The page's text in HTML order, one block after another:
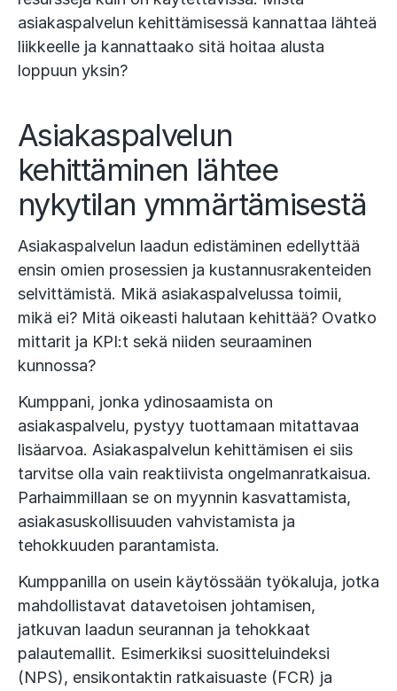
asiakaspalvelun kehittämisessä kannattaa lähteä
liikkeelle ja kannattaako sitä hoitaa alusta
loppuun yksin?
Asiakaspalvelun
kehittäminen lähtee
nykytilan ymmärtämisestä
Asiakaspalvelun laadun edistäminen edellyttää
ensin omien prosessien ja kustannusrakenteiden
selvittämistä. Mikä asiakaspalvelussa toimii,
mikä ei? Mitä oikeasti halutaan kehittää? Ovatko
mittarit ja KPI:t sekä niiden seuraaminen
kunnossa?
Kumppani, jonka ydinosaamista on
asiakaspalvelu, pystyy tuottamaan mitattavaa
lisäarvoa. Asiakaspalvelun kehittämisen ei siis
tarvitse olla vain reaktiivista ongelmanratkaisua.
Parhaimmillaan se on myynnin kasvattamista,
asiakasuskollisuuden vahvistamista ja
tehokkuuden parantamista.
Kumppanilla on usein käytössään työkaluja, jotka
mahdollistavat datavetoisen johtamisen,
jatkuvan laadun seurannan ja tehokkaat
palautemallit. Esimerkiksi suositteluindeksi
(NPS), ensikontaktin ratkaisuaste (FCR) ja